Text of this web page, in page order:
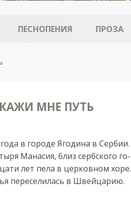
ПЕСНОПЕНИЯ ПРОЗА
МНЕ ПУТЬ
в го­ро­де Яго­ди­на в Сер­бии.
Ма­на­сия, близ сербс­ко­го го­
лет пе­ла в цер­ков­ном хо­ре.
пе­ре­се­ли­лась в Швей­ца­рию.